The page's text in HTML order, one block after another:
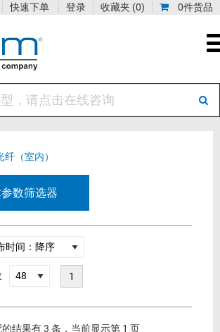
0件货品
收藏夹 (0)
快速下单 登录
纤（室内）
数筛选器
1
结果有 3 条，当前显示第 1 页